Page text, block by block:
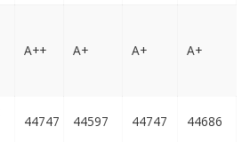
A++ A+ A+ A+
44747 44597 44747 44686